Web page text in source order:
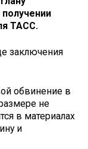
получении
ТАСС.
заключения
обвинение в
не
в материалах
и